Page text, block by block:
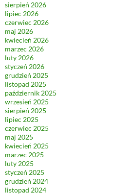
sierpień 2026
lipiec 2026
czerwiec 2026
maj 2026
kwiecień 2026
marzec 2026
luty 2026
styczeń 2026
grudzień 2025
listopad 2025
październik 2025
wrzesień 2025
sierpień 2025
lipiec 2025
czerwiec 2025
maj 2025
kwiecień 2025
marzec 2025
luty 2025
styczeń 2025
grudzień 2024
listopad 2024